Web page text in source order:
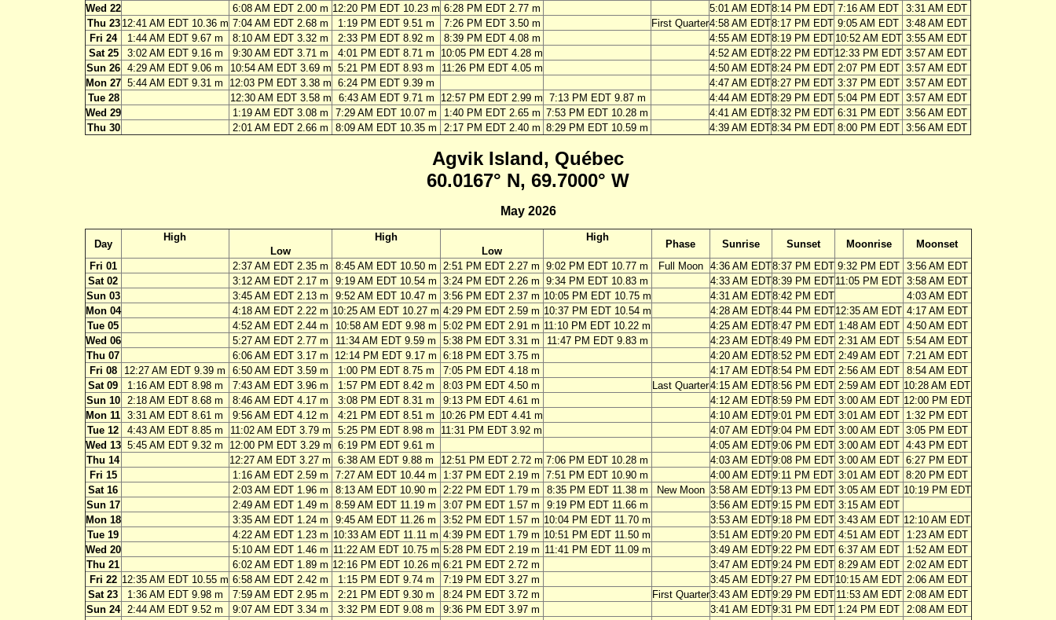
Wed 22
6:08 AM EDT 2.00 m 12:20 PM EDT 10.23 m 6:28 PM EDT 2.77 m 5:01 AM EDT8:14 PM EDT 7:16 AM EDT 3:31 AM EDT
Thu 23 12:41 AM EDT 10.36 m 7:04 AM EDT 2.68 m 1:19 PM EDT 9.51 m 7:26 PM EDT 3.50 m First Quarter4:58 AM EDT8:17 PM EDT 9:05 AM EDT 3:48 AM EDT
Fri 24
1:44 AM EDT 9.67 m 8:10 AM EDT 3.32 m 2:33 PM EDT 8.92 m 8:39 PM EDT 4.08 m 4:55 AM EDT8:19 PM EDT 10:52 AM EDT 3:55 AM EDT
Sat 25
3:02 AM EDT 9.16 m 9:30 AM EDT 3.71 m 4:01 PM EDT 8.71 m 10:05 PM EDT 4.28 m 4:52 AM EDT8:22 PM EDT12:33 PM EDT 3:57 AM EDT
Sun 26 4:29 AM EDT 9.06 m 10:54 AM EDT 3.69 m 5:21 PM EDT 8.93 m 11:26 PM EDT 4.05 m 4:50 AM EDT8:24 PM EDT 2:07 PM EDT 3:57 AM EDT
Mon 27 5:44 AM EDT 9.31 m 12:03 PM EDT 3.38 m 6:24 PM EDT 9.39 m 4:47 AM EDT8:27 PM EDT 3:37 PM EDT 3:57 AM EDT
Tue 28
12:30 AM EDT 3.58 m 6:43 AM EDT 9.71 m 12:57 PM EDT 2.99 m 7:13 PM EDT 9.87 m 4:44 AM EDT8:29 PM EDT 5:04 PM EDT 3:57 AM EDT
Wed 29
1:19 AM EDT 3.08 m 7:29 AM EDT 10.07 m 1:40 PM EDT 2.65 m 7:53 PM EDT 10.28 m 4:41 AM EDT8:32 PM EDT 6:31 PM EDT 3:56 AM EDT
Thu 30
2:01 AM EDT 2.66 m 8:09 AM EDT 10.35 m 2:17 PM EDT 2.40 m 8:29 PM EDT 10.59 m 4:39 AM EDT8:34 PM EDT 8:00 PM EDT 3:56 AM EDT
Agvik Island, Québec
60.0167° N, 69.7000° W
May 2026
Day
High
Low
High
Low
High
Phase Sunrise Sunset Moonrise
Moonset
Fri 01
2:37 AM EDT 2.35 m 8:45 AM EDT 10.50 m 2:51 PM EDT 2.27 m 9:02 PM EDT 10.77 m Full Moon 4:36 AM EDT8:37 PM EDT 9:32 PM EDT 3:56 AM EDT
Sat 02
3:12 AM EDT 2.17 m 9:19 AM EDT 10.54 m 3:24 PM EDT 2.26 m 9:34 PM EDT 10.83 m 4:33 AM EDT8:39 PM EDT11:05 PM EDT 3:58 AM EDT
Sun 03
3:45 AM EDT 2.13 m 9:52 AM EDT 10.47 m 3:56 PM EDT 2.37 m 10:05 PM EDT 10.75 m 4:31 AM EDT8:42 PM EDT
4:03 AM EDT
Mon 04
4:18 AM EDT 2.22 m 10:25 AM EDT 10.27 m 4:29 PM EDT 2.59 m 10:37 PM EDT 10.54 m 4:28 AM EDT8:44 PM EDT12:35 AM EDT 4:17 AM EDT
Tue 05
4:52 AM EDT 2.44 m 10:58 AM EDT 9.98 m 5:02 PM EDT 2.91 m 11:10 PM EDT 10.22 m 4:25 AM EDT8:47 PM EDT 1:48 AM EDT
4:50 AM EDT
Wed 06
5:27 AM EDT 2.77 m 11:34 AM EDT 9.59 m 5:38 PM EDT 3.31 m 11:47 PM EDT 9.83 m 4:23 AM EDT8:49 PM EDT 2:31 AM EDT
5:54 AM EDT
Thu 07
6:06 AM EDT 3.17 m 12:14 PM EDT 9.17 m 6:18 PM EDT 3.75 m 4:20 AM EDT8:52 PM EDT 2:49 AM EDT
7:21 AM EDT
Fri 08
12:27 AM EDT 9.39 m 6:50 AM EDT 3.59 m 1:00 PM EDT 8.75 m 7:05 PM EDT 4.18 m 4:17 AM EDT8:54 PM EDT 2:56 AM EDT
8:54 AM EDT
Sat 09
1:16 AM EDT 8.98 m 7:43 AM EDT 3.96 m 1:57 PM EDT 8.42 m 8:03 PM EDT 4.50 m Last Quarter4:15 AM EDT8:56 PM EDT 2:59 AM EDT 10:28 AM EDT
Sun 10
2:18 AM EDT 8.68 m 8:46 AM EDT 4.17 m 3:08 PM EDT 8.31 m 9:13 PM EDT 4.61 m 4:12 AM EDT8:59 PM EDT 3:00 AM EDT 12:00 PM EDT
Mon 11 3:31 AM EDT 8.61 m 9:56 AM EDT 4.12 m 4:21 PM EDT 8.51 m 10:26 PM EDT 4.41 m 4:10 AM EDT9:01 PM EDT 3:01 AM EDT
1:32 PM EDT
Tue 12
4:43 AM EDT 8.85 m 11:02 AM EDT 3.79 m 5:25 PM EDT 8.98 m 11:31 PM EDT 3.92 m 4:07 AM EDT9:04 PM EDT 3:00 AM EDT 3:05 PM EDT
Wed 13 5:45 AM EDT 9.32 m 12:00 PM EDT 3.29 m 6:19 PM EDT 9.61 m 4:05 AM EDT9:06 PM EDT 3:00 AM EDT 4:43 PM EDT
Thu 14
12:27 AM EDT 3.27 m 6:38 AM EDT 9.88 m 12:51 PM EDT 2.72 m 7:06 PM EDT 10.28 m 4:03 AM EDT9:08 PM EDT 3:00 AM EDT 6:27 PM EDT
Fri 15
1:16 AM EDT 2.59 m 7:27 AM EDT 10.44 m 1:37 PM EDT 2.19 m 7:51 PM EDT 10.90 m 4:00 AM EDT9:11 PM EDT 3:01 AM EDT 8:20 PM EDT
Sat 16
2:03 AM EDT 1.96 m 8:13 AM EDT 10.90 m 2:22 PM EDT 1.79 m 8:35 PM EDT 11.38 m New Moon 3:58 AM EDT9:13 PM EDT 3:05 AM EDT 10:19 PM EDT
Sun 17
2:49 AM EDT 1.49 m 8:59 AM EDT 11.19 m 3:07 PM EDT 1.57 m 9:19 PM EDT 11.66 m 3:56 AM EDT9:15 PM EDT 3:15 AM EDT
Mon 18
3:35 AM EDT 1.24 m 9:45 AM EDT 11.26 m 3:52 PM EDT 1.57 m 10:04 PM EDT 11.70 m 3:53 AM EDT9:18 PM EDT 3:43 AM EDT 12:10 AM EDT
Tue 19
4:22 AM EDT 1.23 m 10:33 AM EDT 11.11 m 4:39 PM EDT 1.79 m 10:51 PM EDT 11.50 m 3:51 AM EDT9:20 PM EDT 4:51 AM EDT
1:23 AM EDT
Wed 20
5:10 AM EDT 1.46 m 11:22 AM EDT 10.75 m 5:28 PM EDT 2.19 m 11:41 PM EDT 11.09 m 3:49 AM EDT9:22 PM EDT 6:37 AM EDT
1:52 AM EDT
Thu 21
6:02 AM EDT 1.89 m 12:16 PM EDT 10.26 m 6:21 PM EDT 2.72 m 3:47 AM EDT9:24 PM EDT 8:29 AM EDT
2:02 AM EDT
Fri 22 12:35 AM EDT 10.55 m 6:58 AM EDT 2.42 m 1:15 PM EDT 9.74 m 7:19 PM EDT 3.27 m 3:45 AM EDT9:27 PM EDT10:15 AM EDT 2:06 AM EDT
Sat 23
1:36 AM EDT 9.98 m 7:59 AM EDT 2.95 m 2:21 PM EDT 9.30 m 8:24 PM EDT 3.72 m First Quarter3:43 AM EDT9:29 PM EDT 11:53 AM EDT 2:08 AM EDT
Sun 24
2:44 AM EDT 9.52 m 9:07 AM EDT 3.34 m 3:32 PM EDT 9.08 m 9:36 PM EDT 3.97 m 3:41 AM EDT9:31 PM EDT 1:24 PM EDT 2:08 AM EDT